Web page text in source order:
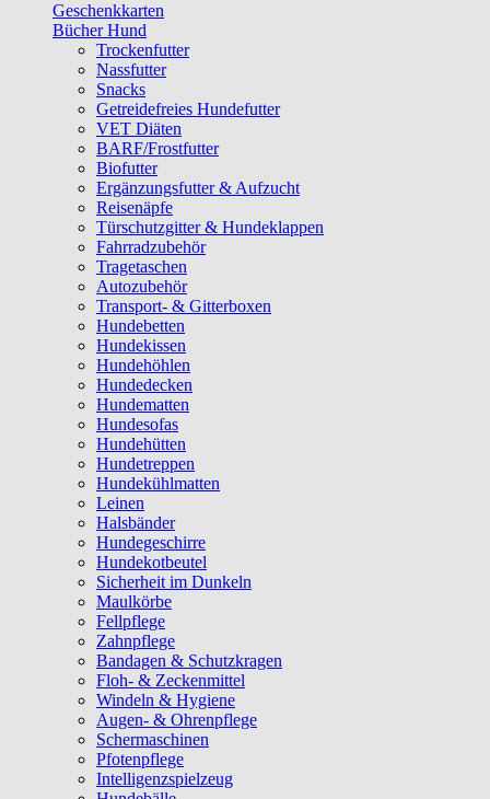
Geschenkkarten
Bücher Hund
Trockenfutter
Nassfutter
Snacks
Getreidefreies Hundefutter
VET Diäten
BARF/Frostfutter
Biofutter
Ergänzungsfutter & Aufzucht
Reisenäpfe
Türschutzgitter & Hundeklappen
Fahrradzubehör
Tragetaschen
Autozubehör
Transport- & Gitterboxen
Hundebetten
Hundekissen
Hundehöhlen
Hundedecken
Hundematten
Hundesofas
Hundehütten
Hundetreppen
Hundekühlmatten
Leinen
Halsbänder
Hundegeschirre
Hundekotbeutel
Sicherheit im Dunkeln
Maulkörbe
Fellpflege
Zahnpflege
Bandagen & Schutzkragen
Floh- & Zeckenmittel
Windeln & Hygiene
Augen- & Ohrenpflege
Schermaschinen
Pfotenpflege
Intelligenzspielzeug